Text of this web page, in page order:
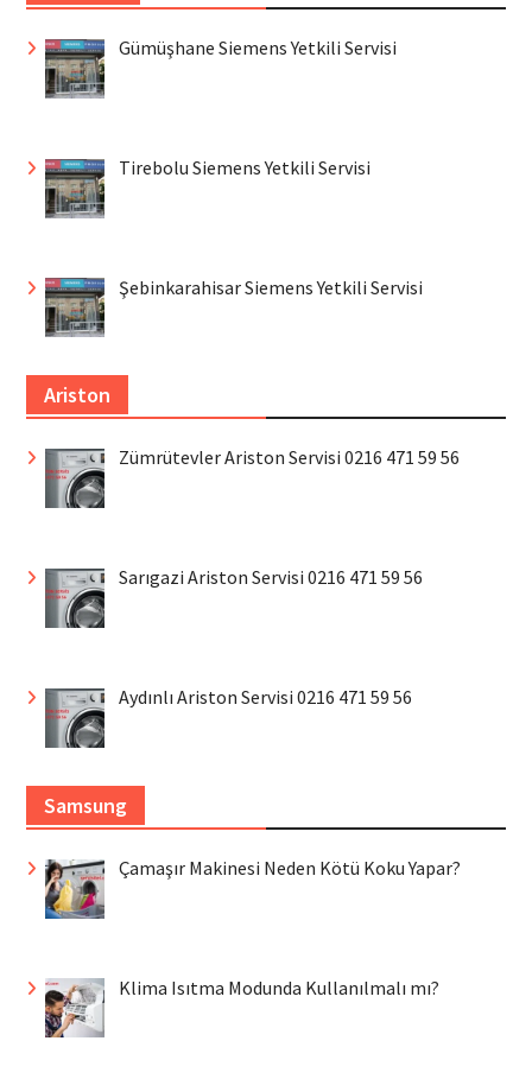
Gümüşhane Siemens Yetkili Servisi
Tirebolu Siemens Yetkili Servisi
Şebinkarahisar Siemens Yetkili Servisi
Ariston
Zümrütevler Ariston Servisi 0216 471 59 56
Sarıgazi Ariston Servisi 0216 471 59 56
Aydınlı Ariston Servisi 0216 471 59 56
Samsung
Çamaşır Makinesi Neden Kötü Koku Yapar?
Klima Isıtma Modunda Kullanılmalı mı?